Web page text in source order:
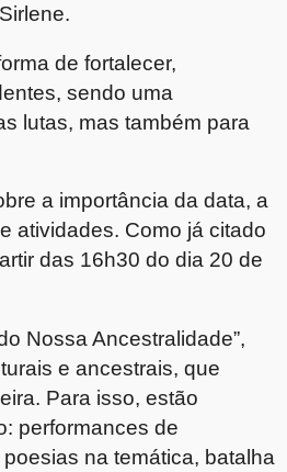
de fortalecer,
sendo uma
lutas, mas também para
a importância da data, a
atividades. Como já citado
das 16h30 do dia 20 de
Nossa Ancestralidade”,
e ancestrais, que
Para isso, estão
performances de
na temática, batalha